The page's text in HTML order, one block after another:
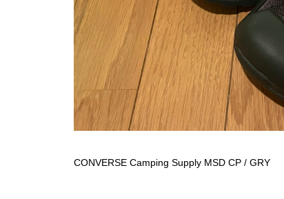
CONVERSE Camping Supply MSD CP / GRY